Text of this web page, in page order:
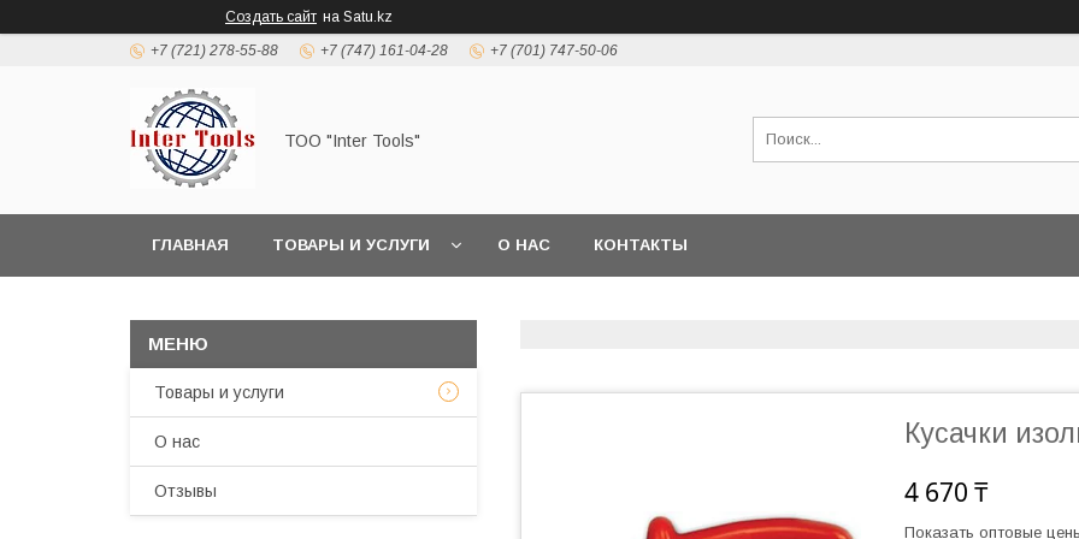
Создать сайт на Satu.kz
+7 (721) 278-55-88 +7 (747) 161-04-28 +7 (701) 747-50-06
ТОО "Inter Tools"
ГЛАВНАЯ ТОВАРЫ И УСЛУГИ О НАС КОНТАКТЫ
Кусачки
4 670 ₸
Показать оптовые
Товары и услуги
О нас
Отзывы